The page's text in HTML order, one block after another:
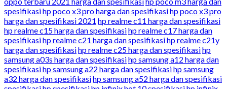
spesifikasihp poco x3 pro harga dan spesifikasihp poco x3 pro
harga dan spesifikasi 2021 hp realme c11 harga dan spesifikasi
hp realme c15 harga dan spesifikasihp realme c17 harga dan
spesifikasihp realme c21 harga dan spesifikasihp realme c21y
harga dan spesifikasihp realme c25 harga dan spesifikasihp
samsung a03s harga dan spesifikasihp samsung a12 harga dan
spesifikasihp samsung a22 harga dan spesifikasihp samsung
a32 harga dan spesifikasihp samsung a52 harga dan spesifikasi